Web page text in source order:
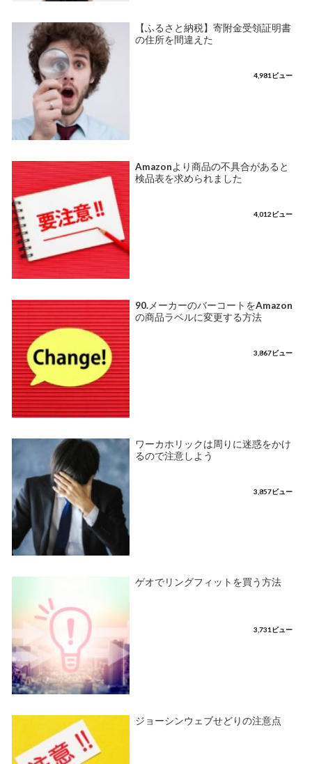
【ふるさと納税】寄附金受領証明書
の住所を間違えた
4,981ビュー
Amazonより商品の不具合があると
検品表を求められました
4,012ビュー
90.メーカーのバーコートをAmazon
の商品ラベルに変更する方法
3,867ビュー
ワーカホリックは周りに迷惑をかけ
るので注意しよう
3,857ビュー
ゲオでリングフィットを買う方法
3,731ビュー
ジョーシンウェブせどりの注意点